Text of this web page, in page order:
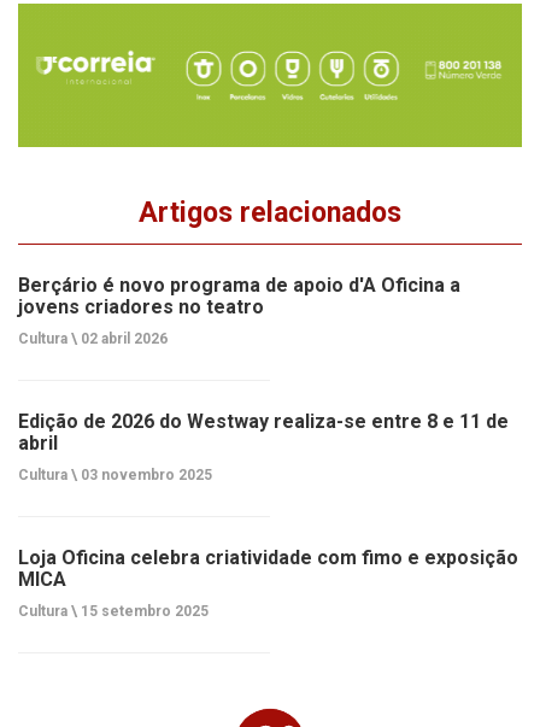
Artigos relacionados
Berçário é novo programa de apoio d'A Oficina a
jovens criadores no teatro
Cultura \ 02 abril 2026
Edição de 2026 do Westway realiza-se entre 8 e 11 de
abril
Cultura \ 03 novembro 2025
Loja Oficina celebra criatividade com fimo e exposição
MICA
Cultura \ 15 setembro 2025